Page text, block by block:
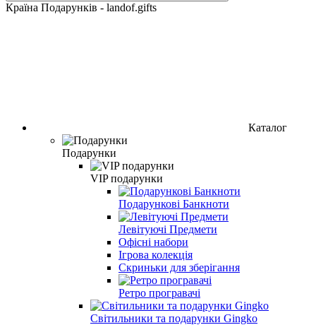
Країна Подарунків - landof.gifts
Каталог
Подарунки
VIP подарунки
Подарункові Банкноти
Левітуючі Предмети
Офісні набори
Ігрова колекція
Скриньки для зберігання
Ретро програвачі
Світильники та подарунки Gingko